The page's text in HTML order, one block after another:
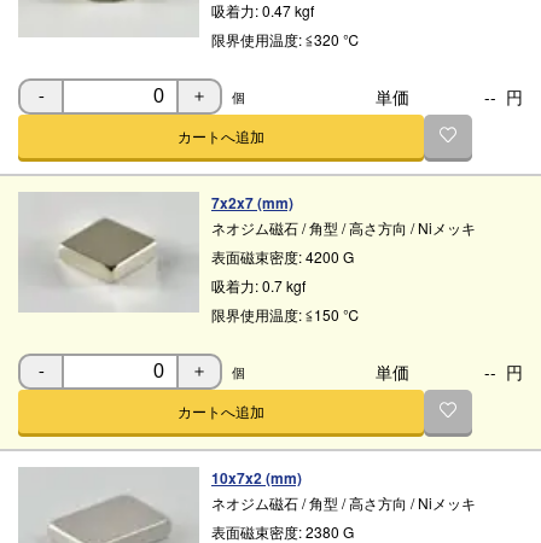
吸着力:0.47 kgf
限界使用温度:≦320 ℃
- ＋ 個 単価 -- 円
カートへ追加
7x2x7 (mm)
ネオジム磁石/角型 /高さ方向 / Niメッキ
表面磁束密度:4200 G
吸着力:0.7 kgf
限界使用温度:≦150 ℃
- ＋ 個 単価 -- 円
カートへ追加
10x7x2 (mm)
ネオジム磁石/角型 /高さ方向 / Niメッキ
表面磁束密度:2380 G